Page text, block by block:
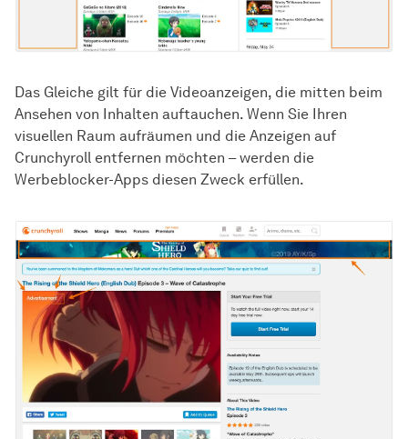
Das Gleiche gilt für die Videoanzeigen, die mitten beim
Ansehen von Inhalten auftauchen. Wenn Sie Ihren
visuellen Raum aufräumen und die Anzeigen auf
Crunchyroll entfernen möchten – werden die
Werbeblocker-Apps diesen Zweck erfüllen.